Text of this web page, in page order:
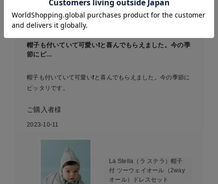
帽子も付いていて可愛い❗️と喜んでもらえました。今の季
節にピ...
帽子も付いていて可愛い❗️と喜んでもらえました。今の季節に
ピッタリです。
ご購入者様
2023-10-11
La Stella（ラ ステラ）帽子
付 ツーウェイオール（2way
オール）ドレスセット